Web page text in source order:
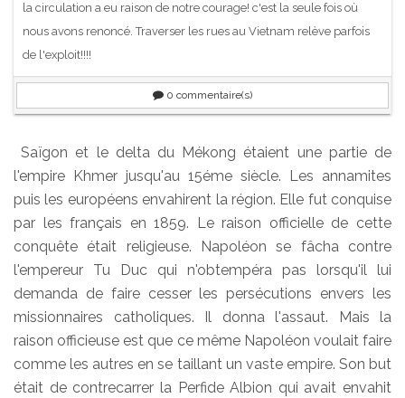
la circulation a eu raison de notre courage! c'est la seule fois où
nous avons renoncé. Traverser les rues au Vietnam relève parfois
de l'exploit!!!!
0 commentaire(s)
Saïgon et le delta du Mékong étaient une partie de
l'empire Khmer jusqu'au 15éme siècle. Les annamites
puis les européens envahirent la région. Elle fut conquise
par les français en 1859. Le raison officielle de cette
conquête était religieuse. Napoléon se fâcha contre
l'empereur Tu Duc qui n'obtempéra pas lorsqu'il lui
demanda de faire cesser les persécutions envers les
missionnaires catholiques. Il donna l'assaut. Mais la
raison officieuse est que ce même Napoléon voulait faire
comme les autres en se taillant un vaste empire. Son but
était de contrecarrer la Perfide Albion qui avait envahit